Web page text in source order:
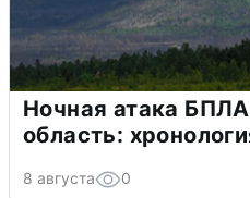
Ночная атака
область:
8 августа 0